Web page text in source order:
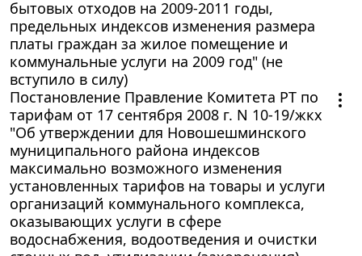
бытовых отходов на 2009-2011 годы,
предельных индексов изменения размера
платы граждан за жилое помещение и
коммунальные услуги на 2009 год" (не
вступило в силу)
Постановление Правление Комитета РТ по
тарифам от 17 сентября 2008 г. N 10-19/жкх
"Об утверждении для Новошешминского
муниципального района индексов
максимально возможного изменения
установленных тарифов на товары и услуги
организаций коммунального комплекса,
оказывающих услуги в сфере
водоснабжения, водоотведения и очистки